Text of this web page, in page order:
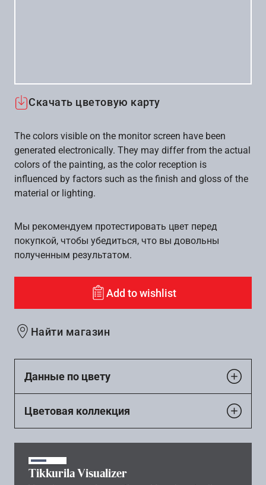
Скачать цветовую карту
The colors visible on the monitor screen have been
generated electronically. They may differ from the actual
colors of the painting, as the color reception is
influenced by factors such as the finish and gloss of the
material or lighting.
Мы рекомендуем протестировать цвет перед
покупкой, чтобы убедиться, что вы довольны
полученным результатом.
Add to wishlist
Найти магазин
Данные по цвету
Цветовая коллекция
Tikkurila Visualizer